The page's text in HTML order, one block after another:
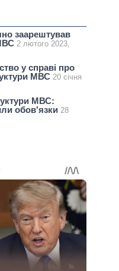
заарештував
2 лютого 2023,
у справі про
МВС 20 січня
МВС:
обов'язки 28